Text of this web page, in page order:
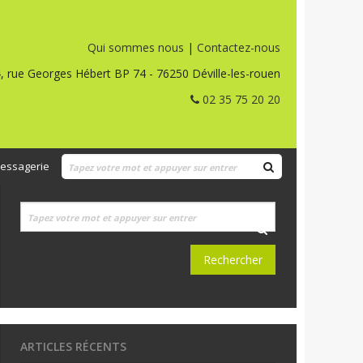
Qui sommes nous | Contactez-nous
rue Georges Hébert BP 74 - 76250 Déville-les-rouen
02 35 75 20 20
ARTICLES RÉCENTS